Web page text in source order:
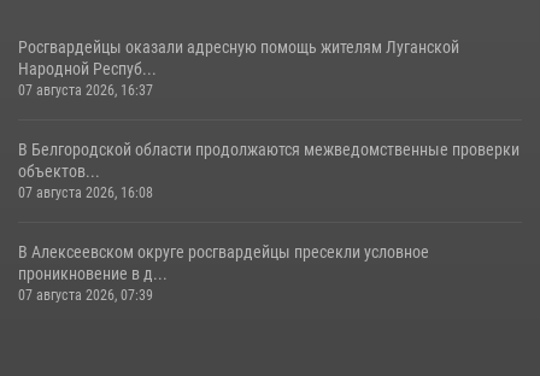
Росгвардейцы оказали адресную помощь жителям Луганской
Народной Респуб...
07 августа 2026, 16:37
В Белгородской области продолжаются межведомственные проверки
объектов...
07 августа 2026, 16:08
В Алексеевском округе росгвардейцы пресекли условное
проникновение в д...
07 августа 2026, 07:39